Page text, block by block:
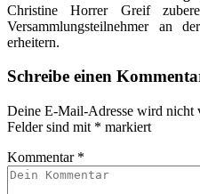
Christine Horrer Greif
Versammlungsteilnehmer an
erheitern.
Schreibe einen
Deine E-Mail-Adresse wird nicht
Felder sind mit * markiert
Kommentar *